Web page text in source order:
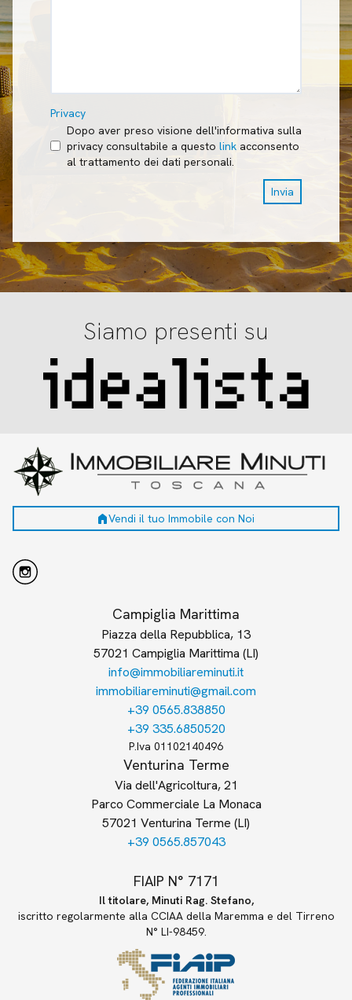
Privacy
Dopo aver preso visione dell'informativa sulla
privacy consultabile a questo link acconsento
al trattamento dei dati personali.
Invia
Siamo presenti su
homeVendi il tuo Immobile con Noi
Campiglia Marittima
Piazza della Repubblica, 13
57021 Campiglia Marittima (LI)
info@immobiliareminuti.it
immobiliareminuti@gmail.com
+39 0565.838850
+39 335.6850520
P.Iva 01102140496
Venturina Terme
Via dell'Agricoltura, 21
Parco Commerciale La Monaca
57021 Venturina Terme (LI)
+39 0565.857043
FIAIP N° 7171
Il titolare, Minuti Rag. Stefano,
iscritto regolarmente alla CCIAA della Maremma e del Tirreno
N° LI-98459.